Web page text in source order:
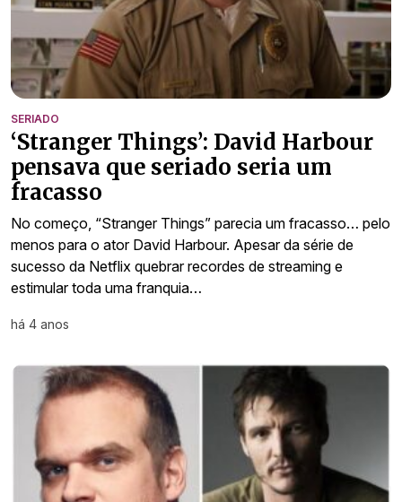
SERIADO
‘Stranger Things’: David Harbour
pensava que seriado seria um
fracasso
No começo, “Stranger Things” parecia um fracasso… pelo
menos para o ator David Harbour. Apesar da série de
sucesso da Netflix quebrar recordes de streaming e
estimular toda uma franquia…
há 4 anos